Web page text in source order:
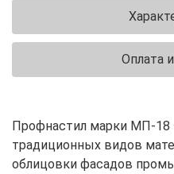
Оплата
Профнастил марки МП-18
традиционных видов
облицовки фасадов